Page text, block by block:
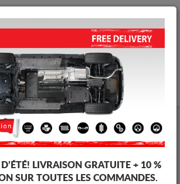
info@cachesousmoteur.fr
Mazda Cache Sous Moteur Mazda 2
LIVRAISON GRATUITE + 10 %
SUR TOUTES LES COMMANDES.